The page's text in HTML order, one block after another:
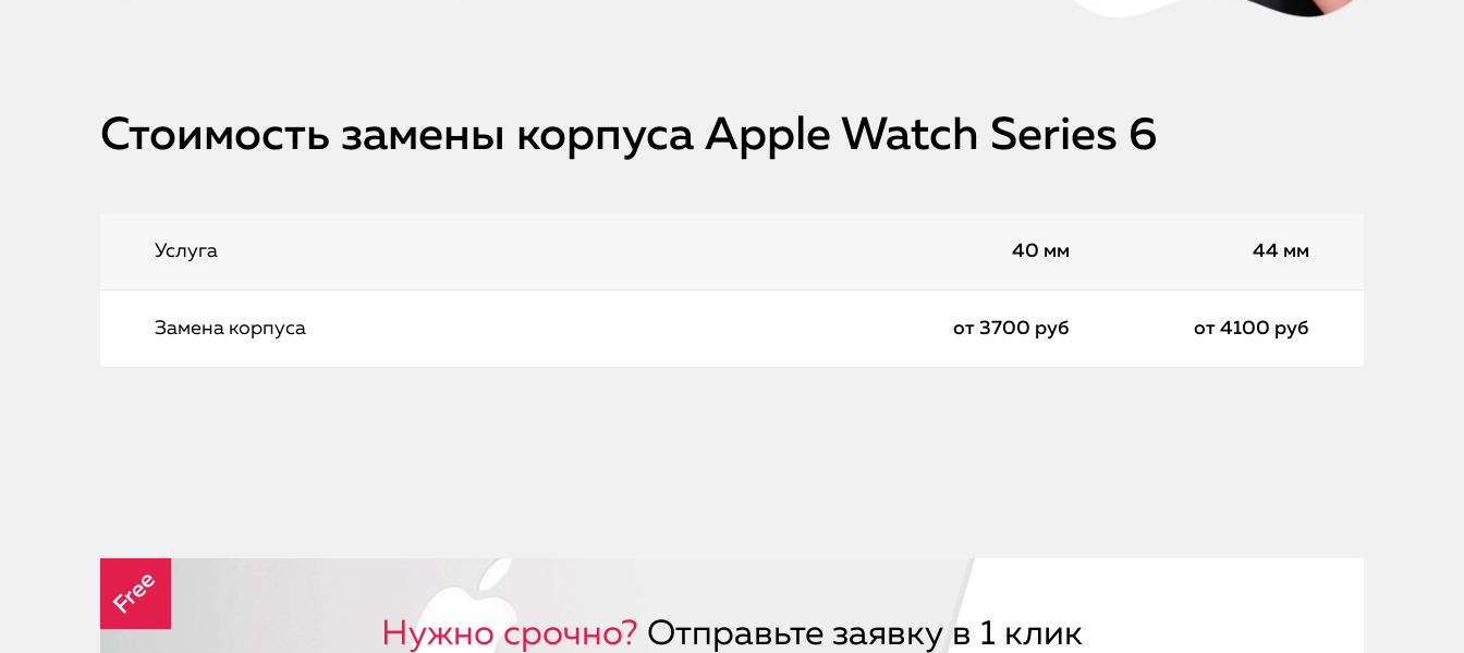
Стоимость замены корпуса Apple Watch Series 6
Услуга 40 мм 44 мм
Замена корпуса от 3700 руб от 4100 руб
Free
Нужно срочно? Отправьте заявку в 1 клик